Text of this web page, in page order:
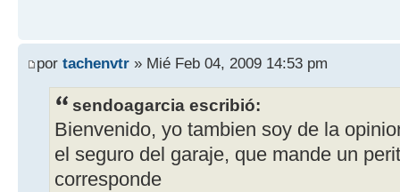
por tachenvtr » Mié Feb 04, 2009 14:53 pm
sendoagarcia escribió:
Bienvenido, yo tambien soy de la
el seguro del garaje, que mande un
corresponde